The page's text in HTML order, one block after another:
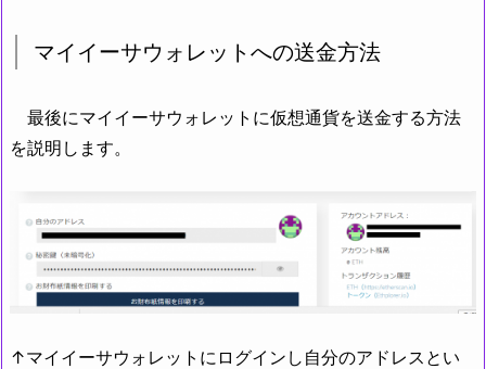
マイイーサウォレットへの送金方法
最後にマイイーサウォレットに仮想通貨を送金する方法
を説明します。
↑マイイーサウォレットにログインし自分のアドレスとい